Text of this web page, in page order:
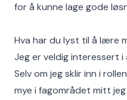
for å kunne lage gode
Hva har du lyst til å lære
Jeg er veldig interessert
Selv om jeg sklir inn i
mye i fagområdet mitt